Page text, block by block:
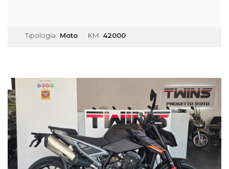
Tipologia: Moto KM: 42000